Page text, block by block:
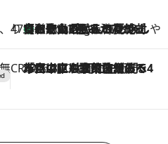
47都道府県の手みやげ ひんやりスイーツで夏を満喫
1 Hour Ago
【和歌山県】この夏絶対食べたい 冷やしておいしいおやつ3選 みかんがごろっと丸ごと入ったジュレ
CREA'S CHOICE
2026.8.7
「立川にも歌舞伎があるんだよ」 片岡仁左衛門・市川中車ら豪華座組みで4年目の立川立飛歌舞伎へ